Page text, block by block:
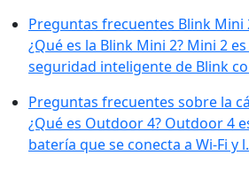
Preguntas frecuentes Blink Mini
¿Qué es la Blink Mini 2? Mini 2
seguridad inteligente de Blink
Preguntas frecuentes sobre la
¿Qué es Outdoor 4? Outdoor 4
batería que se conecta a Wi-Fi y